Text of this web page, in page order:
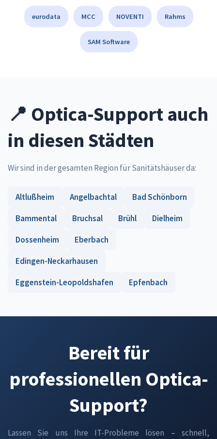
eurodata MCC NOVENTI Rahms
SAM Software
📍 Optica-Support auch
in diesen Städten
Wir sind in der gesamten Region für Sanitätshäuser da:
Altlußheim Angelbachtal
Bad Schönborn
Bammental
Bruchsal Brühl
Dielheim
Dossenheim
Eberbach
Edingen-Neckarhausen
Eggenstein-Leopoldshafen
Epfenbach
Bereit für
professionellen Optica-
Support?
Lassen Sie uns Ihre IT-Probleme lösen – schnell,